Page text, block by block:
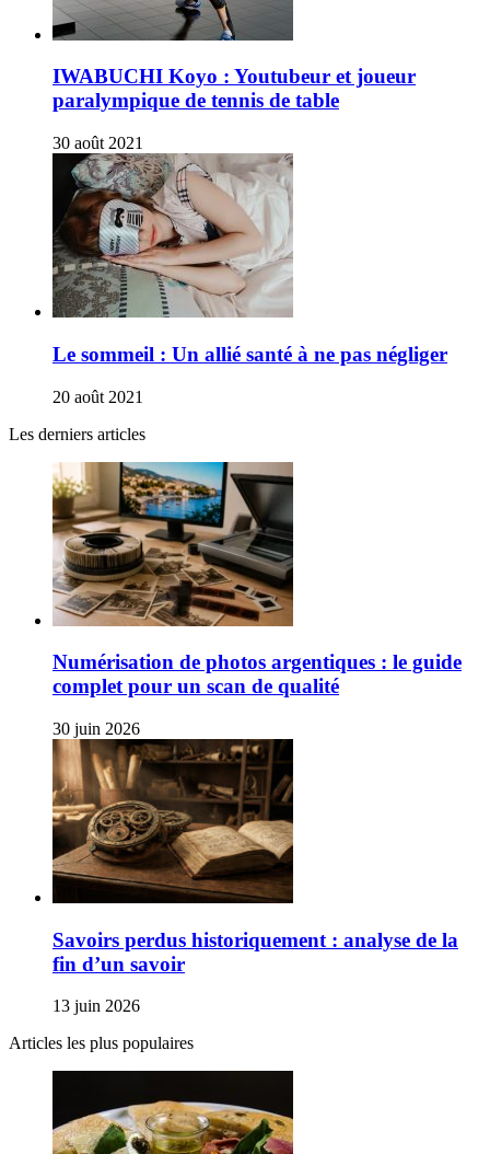
IWABUCHI Koyo : Youtubeur et joueur
paralympique de tennis de table
30 août 2021
Le sommeil : Un allié santé à ne pas négliger
20 août 2021
Les derniers articles
Numérisation de photos argentiques : le guide
complet pour un scan de qualité
30 juin 2026
Savoirs perdus historiquement : analyse de la
fin d’un savoir
13 juin 2026
Articles les plus populaires